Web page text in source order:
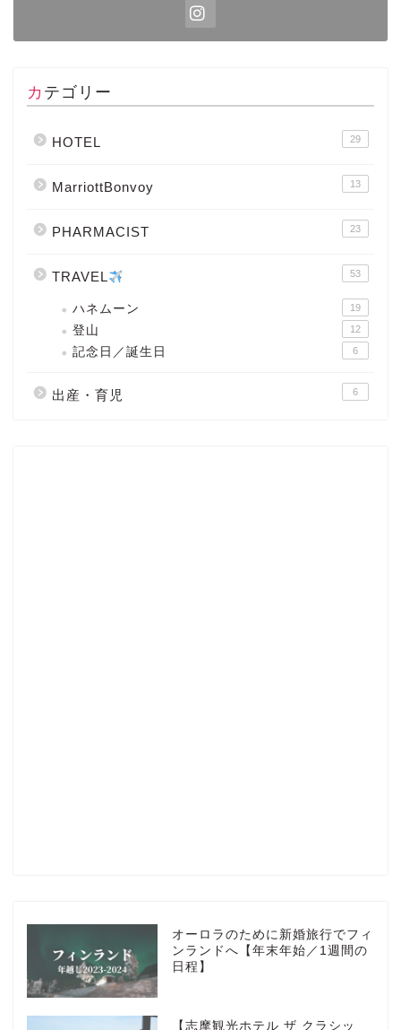
カテゴリー
HOTEL 29
MarriottBonvoy 13
PHARMACIST 23
TRAVEL 53
ハネムーン 19
登山 12
記念日／誕生日 6
出産・育児 6
オーロラのために新婚旅行でフィ
ンランドへ【年末年始／1週間の
日程】
【志摩観光ホテル ザ クラシッ
HOTEL